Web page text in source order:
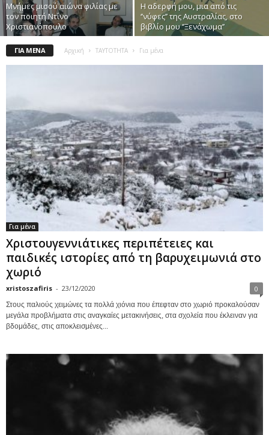
Μνήμες μισού αιώνα φιλίας με
τον ποιητή Ντίνο
Χριστιανόπουλο
Η αδερφή μου, μια από τις
‘’νύφες’’ της Αυστραλίας, στο
βιβλίο μου ‘’Ξενάχωμα’’
ΓΙΑ ΜΈΝΑ Αρχική ΤΑΥΤΟΤΗΤΑ Για μένα
Για μένα
Χριστουγεννιάτικες περιπέτειες και
παιδικές ιστορίες από τη βαρυχειμωνιά στο
χωριό
xristoszafiris - 23/12/2020 0
Στους παλιούς χειμώνες τα πολλά χιόνια που έπεφταν στο χωριό προκαλούσαν
μεγάλα προβλήματα στις αναγκαίες μετακινήσεις, στα σχολεία που έκλειναν για
βδομάδες, στις αποκλεισμένες...